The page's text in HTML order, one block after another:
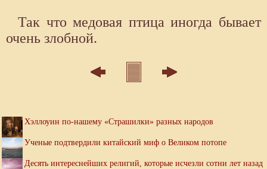
Так что медовая птица иногда бывает
очень злобной.
Хэллоуин по-нашему «Страшилки» разных народов
Ученые подтвердили китайский миф о Великом потопе
Десять интереснейших религий, которые исчезли сотни лет назад